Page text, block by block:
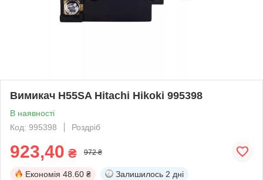
Вимикач H55SA Hitachi Hikoki 995398
В наявності
Код: 995398
Роздріб
923,40 ₴ 972 ₴
Економія 48.60 ₴ Залишилось 2 дні